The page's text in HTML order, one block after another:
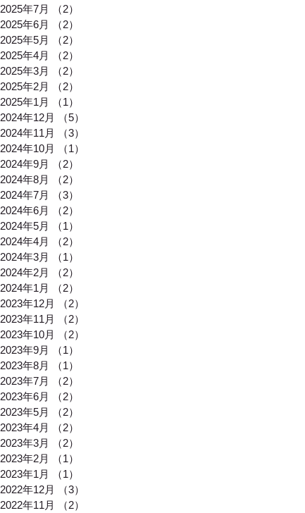
2025年7月
（2）
2025年6月
（2）
2025年5月
（2）
2025年4月
（2）
2025年3月
（2）
2025年2月
（2）
2025年1月
（1）
2024年12月
（5）
2024年11月
（3）
2024年10月
（1）
2024年9月
（2）
2024年8月
（2）
2024年7月
（3）
2024年6月
（2）
2024年5月
（1）
2024年4月
（2）
2024年3月
（1）
2024年2月
（2）
2024年1月
（2）
2023年12月
（2）
2023年11月
（2）
2023年10月
（2）
2023年9月
（1）
2023年8月
（1）
2023年7月
（2）
2023年6月
（2）
2023年5月
（2）
2023年4月
（2）
2023年3月
（2）
2023年2月
（1）
2023年1月
（1）
2022年12月
（3）
2022年11月
（2）